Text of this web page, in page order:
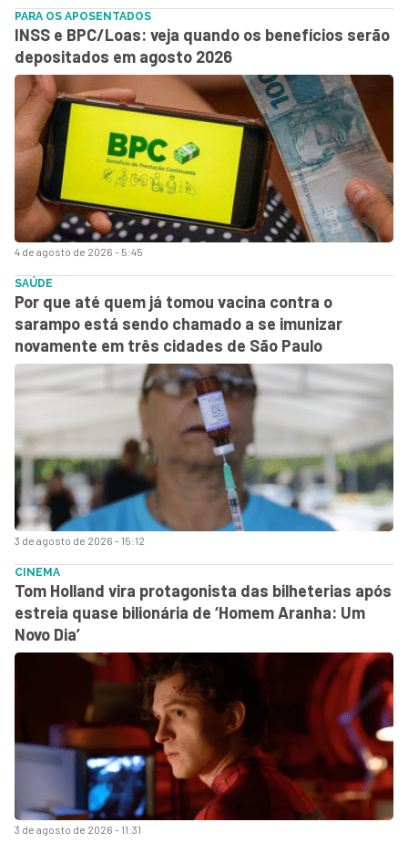
4 de agosto de 2026 - 5:45
PARA OS APOSENTADOS
INSS e BPC/Loas: veja quando os benefícios serão
depositados em agosto 2026
3 de agosto de 2026 - 15:12
SAÚDE
Por que até quem já tomou vacina contra o
sarampo está sendo chamado a se imunizar
novamente em três cidades de São Paulo
3 de agosto de 2026 - 11:31
CINEMA
Tom Holland vira protagonista das bilheterias após
estreia quase bilionária de ‘Homem Aranha: Um
Novo Dia’